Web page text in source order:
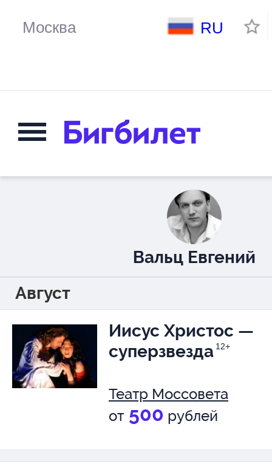
RU
Вальц Евгений
Август
Иисус Христос —
суперзвезда 12+
Театр Моссовета
от 500 рублей